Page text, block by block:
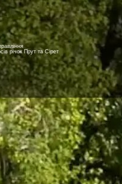
річок Прут та Сірет